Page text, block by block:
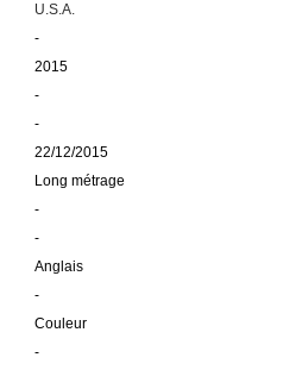
U.S.A.
-
2015
-
-
22/12/2015
Long métrage
-
-
Anglais
-
Couleur
-